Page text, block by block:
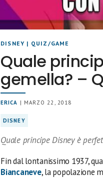
DISNEY | QUIZ/GAME
Quale
gemella? –
ERICA | MARZO 22, 2018
DISNEY
Quale principe Disney è
Fin dal lontanissimo 1937,
Biancaneve, la popolazione